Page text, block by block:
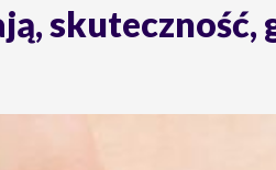
skuteczność,